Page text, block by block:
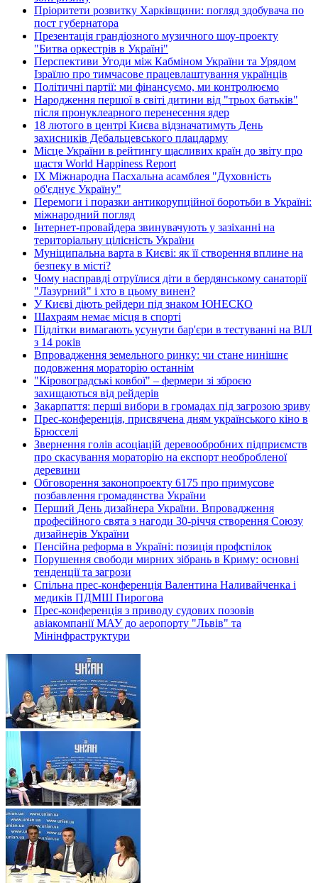
Пріоритети розвитку Харківщини: погляд здобувача по
пост губернатора
Презентація грандіозного музичного шоу-проекту
"Битва оркестрів в Україні"
Перспективи Угоди між Кабміном України та Урядом
Ізраїлю про тимчасове працевлаштування українців
Політичні партії: ми фінансуємо, ми контролюємо
Народження першої в світі дитини від "трьох батьків"
після пронуклеарного перенесення ядер
18 лютого в центрі Києва відзначатимуть День
захисників Дебальцевського плацдарму
Місце України в рейтингу щасливих країн до звіту про
щастя World Happiness Report
ІХ Міжнародна Пасхальна асамблея "Духовність
об'єднує Україну"
Перемоги і поразки антикорупційної боротьби в Україні:
міжнародний погляд
Інтернет-провайдера звинувачують у зазіханні на
територіальну цілісність України
Муніципальна варта в Києві: як її створення вплине на
безпеку в місті?
Чому насправді отруїлися діти в бердянському санаторії
"Лазурний" і хто в цьому винен?
У Києві діють рейдери під знаком ЮНЕСКО
Шахраям немає місця в спорті
Підлітки вимагають усунути бар'єри в тестуванні на ВІЛ
з 14 років
Впровадження земельного ринку: чи стане нинішнє
подовження мораторію останнім
"Кіровоградські ковбої" – фермери зі зброєю
захищаються від рейдерів
Закарпаття: перші вибори в громадах під загрозою зриву
Прес-конференція, присвячена дням українського кіно в
Брюсселі
Звернення голів асоціацій деревообробних підприємств
про скасування мораторію на експорт необробленої
деревини
Обговорення законопроекту 6175 про примусове
позбавлення громадянства України
Перший День дизайнера України. Впровадження
професійного свята з нагоди 30-річчя створення Союзу
дизайнерів України
Пенсійна реформа в Україні: позиція профспілок
Порушення свободи мирних зібрань в Криму: основні
тенденції та загрози
Спільна прес-конференція Валентина Наливайченка і
медиків ПДМШ Пирогова
Прес-конференція з приводу судових позовів
авіакомпанії МАУ до аеропорту "Львів" та
Мінінфраструктури